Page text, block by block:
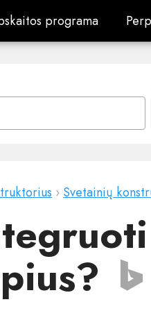
programa
programa
› Svetainių